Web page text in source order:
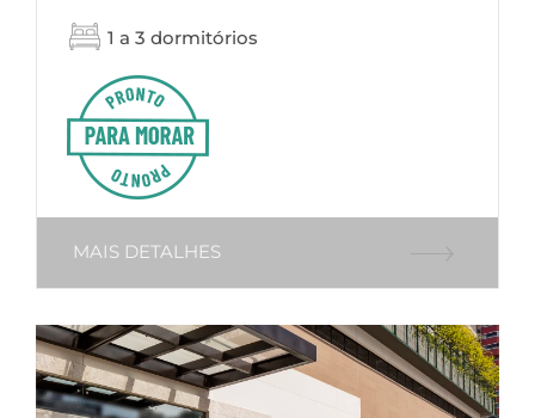
1 a 3 dormitórios
MAIS DETALHES